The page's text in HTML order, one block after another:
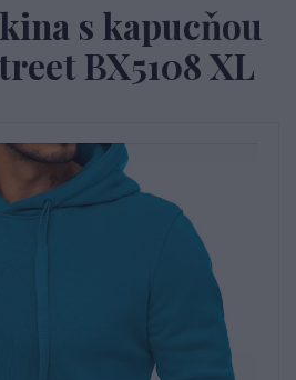
s kapucňou
BX5108 XL